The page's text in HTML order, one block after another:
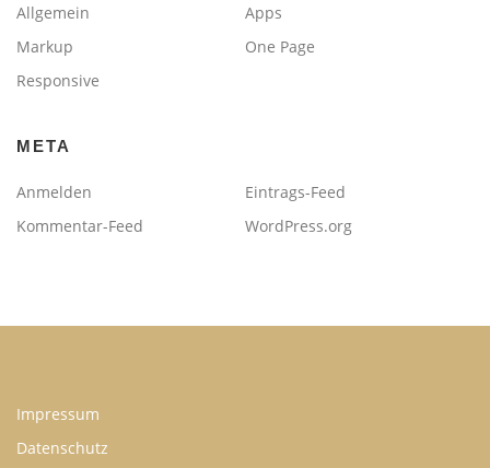
Allgemein
Apps
Markup
One Page
Responsive
META
Anmelden
Eintrags-Feed
Kommentar-Feed
WordPress.org
Impressum
Datenschutz